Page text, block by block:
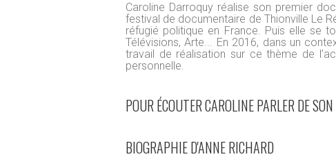
Caroline Darroquy réalise son premier
festival de documentaire de Thionville Le
réfugié politique en France. Puis elle se
Télévisions, Arte... En 2016, dans un
travail de réalisation sur ce thème de
personnelle.
POUR ÉCOUTER CAROLINE PARLER DE
BIOGRAPHIE D'ANNE RICHARD